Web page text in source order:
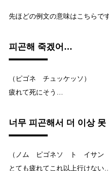
先ほどの例文の意味はこちらです
피곤해 죽겠어…
（ピゴネ チュッケッソ）
疲れて死にそう…
너무 피곤해서 더 이상 못
（ノム ピゴネソ ト イサン
とても疲れてこれ以上行けない